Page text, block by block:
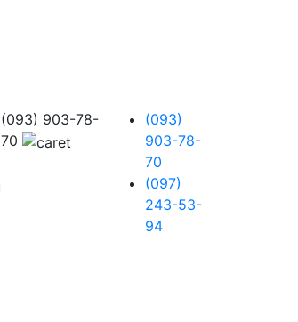
(093) 903-78-
70
(093)
903-78-
70
(097)
243-53-
94